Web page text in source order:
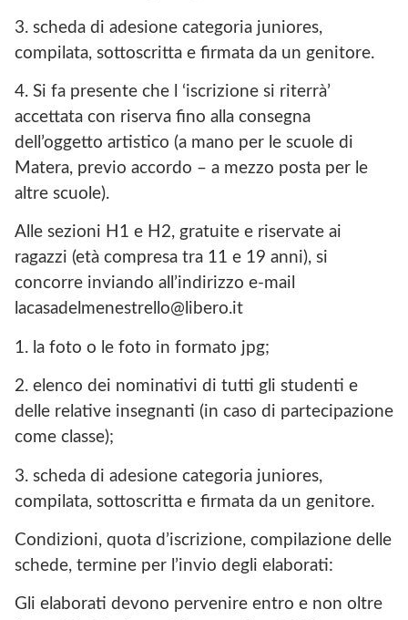
3. scheda di adesione categoria juniores,
compilata, sottoscritta e firmata da un genitore.
4. Si fa presente che l ‘iscrizione si riterrà’
accettata con riserva fino alla consegna
dell’oggetto artistico (a mano per le scuole di
Matera, previo accordo – a mezzo posta per le
altre scuole).
Alle sezioni H1 e H2, gratuite e riservate ai
ragazzi (età compresa tra 11 e 19 anni), si
concorre inviando all’indirizzo e-mail
lacasadelmenestrello@libero.it
1. la foto o le foto in formato jpg;
2. elenco dei nominativi di tutti gli studenti e
delle relative insegnanti (in caso di partecipazione
come classe);
3. scheda di adesione categoria juniores,
compilata, sottoscritta e firmata da un genitore.
Condizioni, quota d’iscrizione, compilazione delle
schede, termine per l’invio degli elaborati:
Gli elaborati devono pervenire entro e non oltre